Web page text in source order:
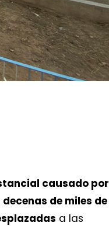
causado por
de miles de
a las